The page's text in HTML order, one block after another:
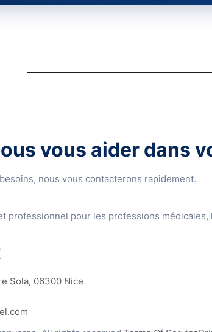
vous aider dans
nous vous contacterons rapidement.
professionnel pour les professions
Sola, 06300 Nice